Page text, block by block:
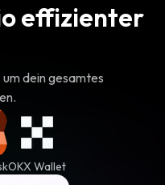
effizienter
dein gesamtes
OKX Wallet